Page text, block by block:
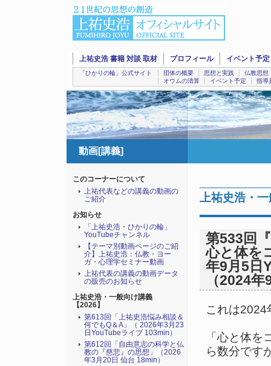
上祐史浩 書籍 対談 取材 プロフィール イベント予定
「ひかりの輪」公式サイト 団体の概要 思想と実践
仏教思想
オウムの清算
イベント予定 指導
動画[講義]
上祐史浩・
第533回
心と体を
年9月5日
（2024
これは2024
「心と体
ら数分です
このコーナーについて
上祐代表などの講義の動画の
ご紹介
お知らせ
「上祐史浩・ひかりの輪」
YouTubeチャンネル
【テーマ別動画ページのご紹
介】上祐史浩：仏教・ヨー
ガ・心理学セミナー動画
上祐代表の講義の動画データ
の販売のお知らせ
上祐史浩・一般向け講義
【2026】
第613回「上祐史浩悩み相談＆
何でもQ＆A」（ 2026年3月23
日YouTubeライブ 103min）
第612回「自由意志の科学と仏
教の『慈悲』の思想」（2026
年3月20日 仙台 18min）